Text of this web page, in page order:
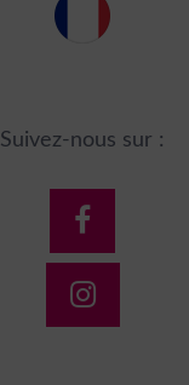
Suivez-nous sur :